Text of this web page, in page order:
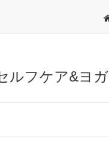
ルフケア&ヨガ